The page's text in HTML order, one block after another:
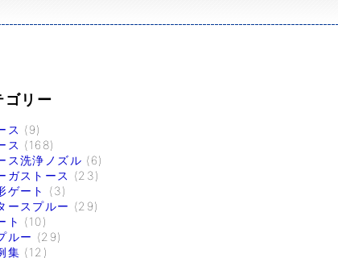
ゴリー
ス (9)
ス (168)
ス洗浄ノズル (6)
ガストース (23)
ゲート
(3)
ースプルー (29)
ト (10)
ルー (29)
集 (12)